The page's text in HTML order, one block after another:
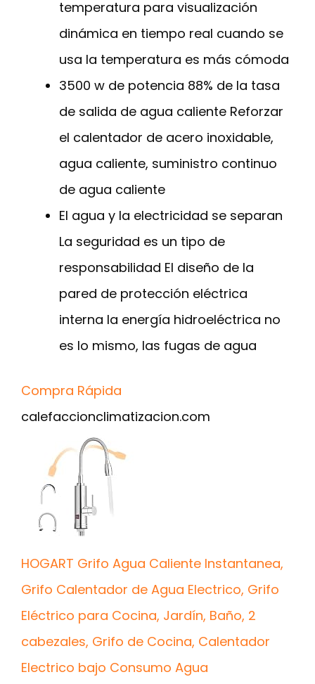
temperatura para visualización
dinámica en tiempo real cuando se
usa la temperatura es más cómoda
3500 w de potencia 88% de la tasa
de salida de agua caliente Reforzar
el calentador de acero inoxidable,
agua caliente, suministro continuo
de agua caliente
El agua y la electricidad se separan
La seguridad es un tipo de
responsabilidad El diseño de la
pared de protección eléctrica
interna la energía hidroeléctrica no
es lo mismo, las fugas de agua
Compra Rápida
calefaccionclimatizacion.com
HOGART Grifo Agua Caliente Instantanea,
Grifo Calentador de Agua Electrico, Grifo
Eléctrico para Cocina, Jardín, Baño, 2
cabezales, Grifo de Cocina, Calentador
Electrico bajo Consumo Agua